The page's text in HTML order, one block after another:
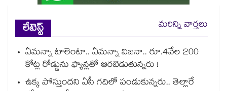
లేటెస్ట్
మరిన్ని వార్తలు
ఏమన్నా టాలెంటా.. ఏమన్నా విజనా.. రూ.4వేల 200
కోట్ల రోడ్డును ఫ్యాన్లతో ఆరబెడుతున్నరు !
ఉక్క పోస్తుందని ఏసీ గదిలో పండుకున్నరు.. తెల్లారే